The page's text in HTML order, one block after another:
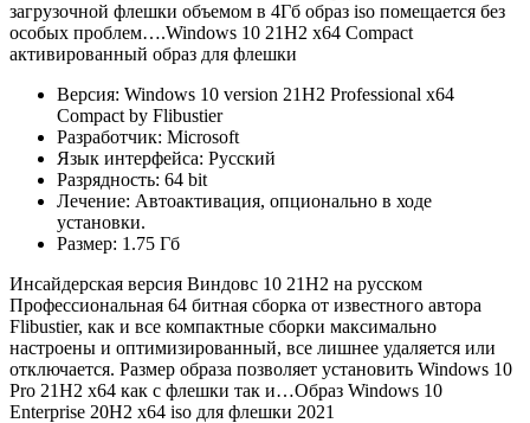
загрузочной флешки объемом в 4Гб образ iso помещается без
особых проблем….Windows 10 21H2 x64 Compact
активированный образ для флешки
Версия: Windows 10 version 21H2 Professional x64
Compact by Flibustier
Разработчик: Microsoft
Язык интерфейса: Русский
Разрядность: 64 bit
Лечение: Автоактивация, опционально в ходе
установки.
Размер: 1.75 Гб
Инсайдерская версия Виндовс 10 21H2 на русском
Профессиональная 64 битная сборка от известного автора
Flibustier, как и все компактные сборки максимально
настроены и оптимизированный, все лишнее удаляется или
отключается. Размер образа позволяет установить Windows 10
Pro 21H2 x64 как с флешки так и…Образ Windows 10
Enterprise 20H2 x64 iso для флешки 2021